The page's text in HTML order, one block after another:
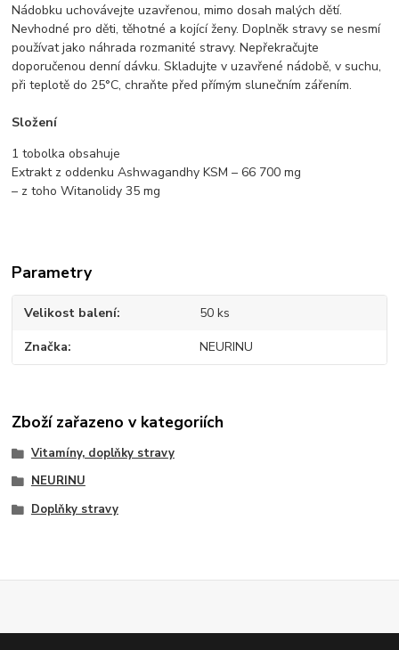
Nádobku uchovávejte uzavřenou, mimo dosah malých dětí.
Nevhodné pro děti, těhotné a kojící ženy. Doplněk stravy se nesmí
používat jako náhrada rozmanité stravy. Nepřekračujte
doporučenou denní dávku. Skladujte v uzavřené nádobě, v suchu,
při teplotě do 25°C, chraňte před přímým slunečním zářením.
Složení
1 tobolka obsahuje
Extrakt z oddenku Ashwagandhy KSM – 66 700 mg
– z toho Witanolidy 35 mg
Parametry
Velikost balení 50 ks
Značka NEURINU
Zboží zařazeno v kategoriích
Vitamíny, doplňky stravy
NEURINU
Doplňky stravy